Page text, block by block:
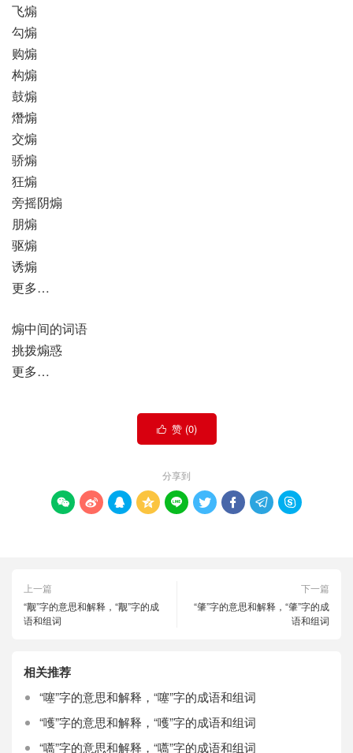
飞煽
勾煽
购煽
构煽
鼓煽
熸煽
交煽
骄煽
狂煽
旁摇阴煽
朋煽
驱煽
诱煽
更多…
煽中间的词语
挑拨煽惑
更多…
 赞 (0)
分享到
        
上一篇
“觏”字的意思和解释，“觏”字的成
语和组词
下一篇
“肇”字的意思和解释，“肇”字的成
语和组词
相关推荐
“噻”字的意思和解释，“噻”字的成语和组词
“嚄”字的意思和解释，“嚄”字的成语和组词
“嚆”字的意思和解释，“嚆”字的成语和组词